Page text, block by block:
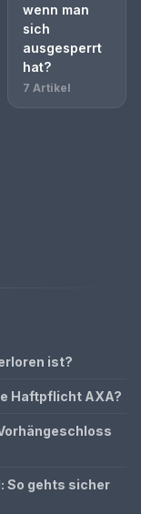
wenn man
sich
ausgesperrt
hat?
7 Artikel
ist?
Haftpflicht AXA?
So gehts sicher